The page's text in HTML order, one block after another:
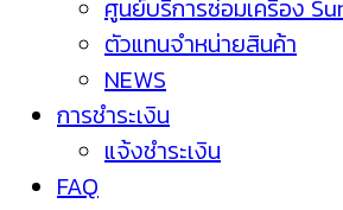
ศูนย์บริการซ่อมเครื่อง
ตัวแทนจำหน่ายสินค้า
NEWS
การชำระเงิน
แจ้งชำระเงิน
FAQ